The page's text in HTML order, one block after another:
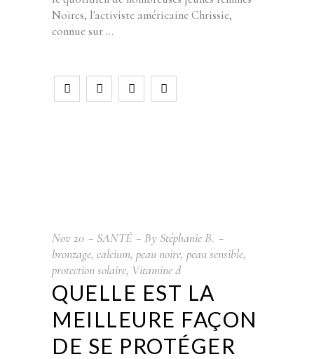
Noires, l'activiste américaine Chrissie,
connue sur
Nov20 SANTÉ By Stéphanie B.
bronzage, calcium, peau noire, peau sensible,
protection solaire, Vitamine d
QUELLE EST LA
MEILLEURE FAÇON
DE SE PROTÉGER